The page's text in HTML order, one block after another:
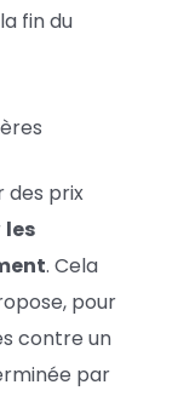
fin du
des prix
les
. Cela
pour
contre un
par